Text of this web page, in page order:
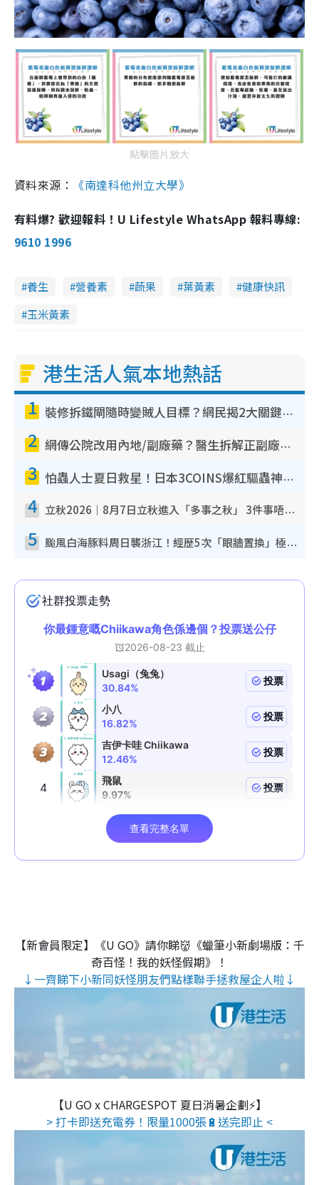
點擊圖片放大
資料來源： 《南達科他州立大學》
有料爆? 歡迎報料！U Lifestyle WhatsApp 報料專線:
9610 1996
養生 營養素 蔬果 葉黃素
健康快訊
玉米黃素
港生活人氣本地熱話
1 裝修拆鐵閘隨時變賊人目標？網民揭2大關鍵用途：裝新式等於白裝？附新舊鐵閘分別
2 網傳公院改用內地/副廠藥？醫生拆解正副廠分別 揭4類人換藥隨時出事
3 怕蟲人士夏日救星！日本3COINS爆紅驅蟲神器$45起 1招「全程免觸碰」輕鬆搞定小強
4 立秋2026｜8月7日立秋進入「多事之秋」 3件事唔做得！專家教6招開運 清枱頭／銀包納氣接好運
5 颱風白海豚料周日襲浙江！經歷5次「眼牆置換」極罕見 成登陸內地最長途颱風
【新會員限定】《U GO》請你睇👹《蠟筆小新劇場版：千
奇百怪！我的妖怪假期》！
↓一齊睇下小新同妖怪朋友們點樣聯手拯救屋企人啦↓
【U GO x CHARGESPOT 夏日消暑企劃⚡】
> 打卡即送充電券！限量1000張🔋送完即止 <